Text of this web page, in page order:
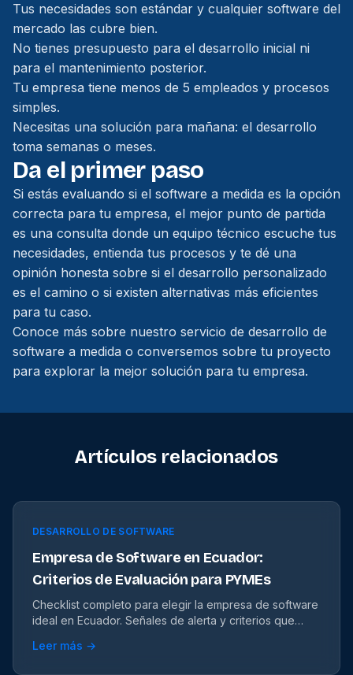
Tus necesidades son estándar y cualquier software del
mercado las cubre bien.
No tienes presupuesto para el desarrollo inicial ni
para el mantenimiento posterior.
Tu empresa tiene menos de 5 empleados y procesos
simples.
Necesitas una solución para mañana: el desarrollo
toma semanas o meses.
Da el primer paso
Si estás evaluando si el software a medida es la opción
correcta para tu empresa, el mejor punto de partida
es una consulta donde un equipo técnico escuche tus
necesidades, entienda tus procesos y te dé una
opinión honesta sobre si el desarrollo personalizado
es el camino o si existen alternativas más eficientes
para tu caso.
Conoce más sobre nuestro servicio de desarrollo de
software a medida o conversemos sobre tu proyecto
para explorar la mejor solución para tu empresa.
Artículos relacionados
DESARROLLO DE SOFTWARE
Empresa de Software en Ecuador:
Criterios de Evaluación para PYMEs
Checklist completo para elegir la empresa de software
ideal en Ecuador. Señales de alerta y criterios que
Leer más →